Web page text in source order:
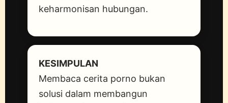
keharmonisan hubungan.
KESIMPULAN
Membaca cerita porno bukan
solusi dalam membangun